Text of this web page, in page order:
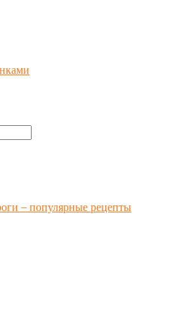
– популярные рецепты